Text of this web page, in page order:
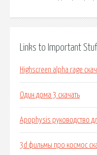
Links to Important
Highscreen alpha rage
Один дома 3 скачать
Apophysis руководство
3d фильмы про космос